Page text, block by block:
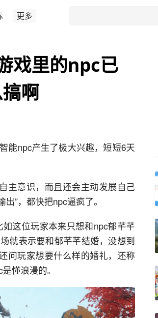
更多
戏里的npc已
啊
能npc产生了极大兴趣，短短6天
主意识，而且还会主动发展自己
”，都快把npc逼疯了。
这位玩家本来只想和npc郁芊芊
就表示要和郁芊芊结婚，没想到
问玩家想要什么样的婚礼，还称
懂浪漫的。